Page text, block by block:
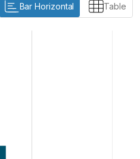
Bar Horizontal Table